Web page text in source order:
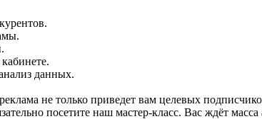
данных.
не только приведет вам целевых
посетите наш мастер-класс. Вас ждёт